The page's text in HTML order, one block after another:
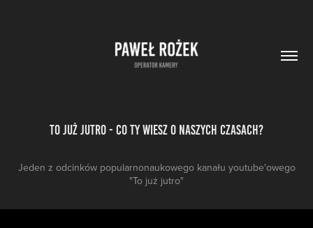
To już jutro - CO TY WIESZ O NASZYCH CZASACH?
Jeden z odcinków popularnonaukowego kanału youtube'owego
"To już jutro"